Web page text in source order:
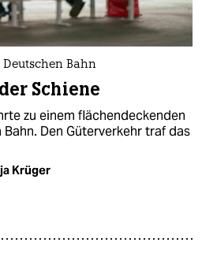
Bahn
Schiene
zu einem flächendeckenden
Den Güterverkehr traf das
Krüger